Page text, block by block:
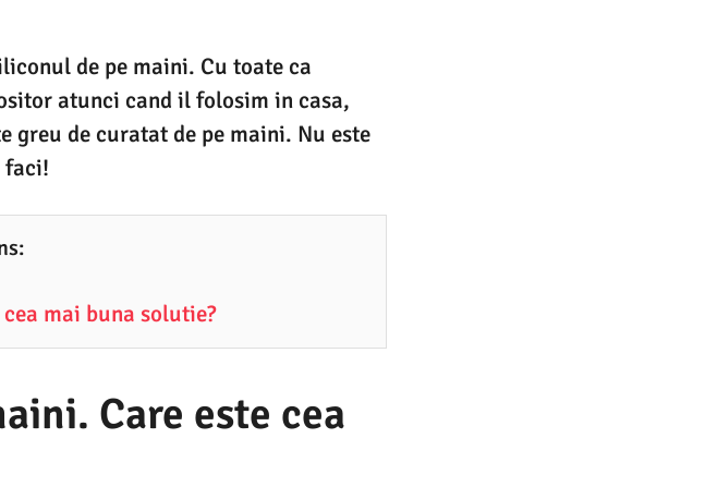
de pe maini. Cu toate ca
atunci cand il folosim in casa,
greu de curatat de pe maini. Nu este
faci!
mai buna solutie?
Care este cea